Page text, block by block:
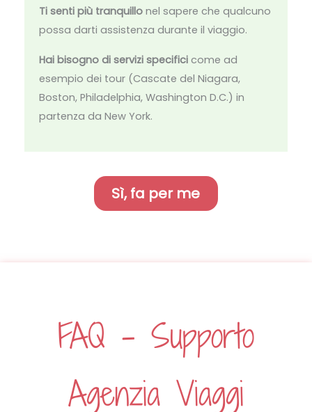
Ti senti più tranquillo nel sapere che qualcuno
possa darti assistenza durante il viaggio.
Hai bisogno di servizi specificicome ad
esempio dei tour (Cascate del Niagara,
Boston, Philadelphia, Washington D.C.) in
partenza da New York.
Sì, fa per me
FAQ – Supporto
Agenzia Viaggi